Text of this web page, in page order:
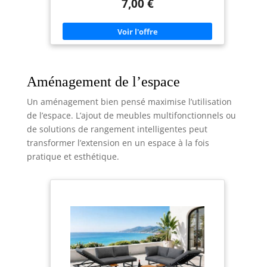
7,00 €
Aménagement de l’espace
Un aménagement bien pensé maximise l’utilisation
de l’espace. L’ajout de meubles multifonctionnels ou
de solutions de rangement intelligentes peut
transformer l’extension en un espace à la fois
pratique et esthétique.